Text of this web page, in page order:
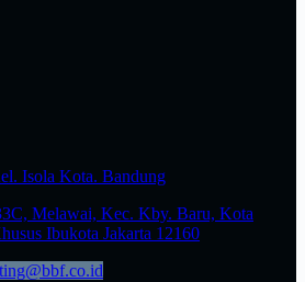
Isola Kota. Bandung
Melawai, Kec. Kby. Baru, Kota
Ibukota Jakarta 12160